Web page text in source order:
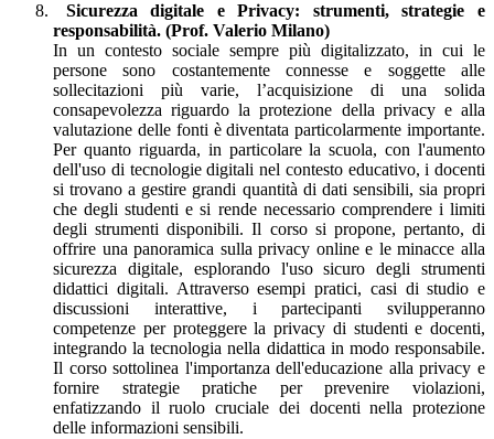
Sicurezza digitale e Privacy: strumenti, strategie e
responsabilità. (Prof. Valerio Milano)
In un contesto sociale sempre più digitalizzato, in cui le
persone sono costantemente connesse e soggette alle
sollecitazioni più varie, l’acquisizione di una solida
consapevolezza riguardo la protezione della privacy e alla
valutazione delle fonti è diventata particolarmente importante.
Per quanto riguarda, in particolare la scuola, con l'aumento
dell'uso di tecnologie digitali nel contesto educativo, i docenti
si trovano a gestire grandi quantità di dati sensibili, sia propri
che degli studenti e si rende necessario comprendere i limiti
degli strumenti disponibili. Il corso si propone, pertanto, di
offrire una panoramica sulla privacy online e le minacce alla
sicurezza digitale, esplorando l'uso sicuro degli strumenti
didattici digitali. Attraverso esempi pratici, casi di studio e
discussioni interattive, i partecipanti svilupperanno
competenze per proteggere la privacy di studenti e docenti,
integrando la tecnologia nella didattica in modo responsabile.
Il corso sottolinea l'importanza dell'educazione alla privacy e
fornire strategie pratiche per prevenire violazioni,
enfatizzando il ruolo cruciale dei docenti nella protezione
delle informazioni sensibili.